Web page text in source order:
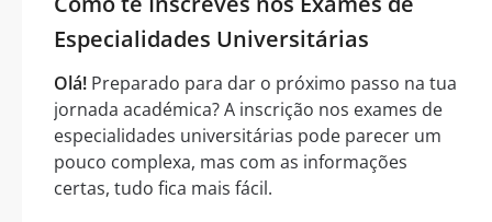
Especialidades Universitárias
Olá! Preparado para dar o próximo passo na tua
jornada académica? A inscrição nos exames de
especialidades universitárias pode parecer um
pouco complexa, mas com as informações
certas, tudo fica mais fácil.